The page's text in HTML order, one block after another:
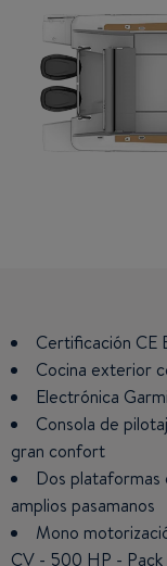
Certificación CE
Cocina exterior
Electrónica
Consola de
gran confort
Dos plataformas
amplios pasamanos
Mono
CV - 500 HP - Pack
Bañera
cabin que puede
Zona cocina con
estiba.
Cuarto de baño
Nuevo concepto
permiten acoger